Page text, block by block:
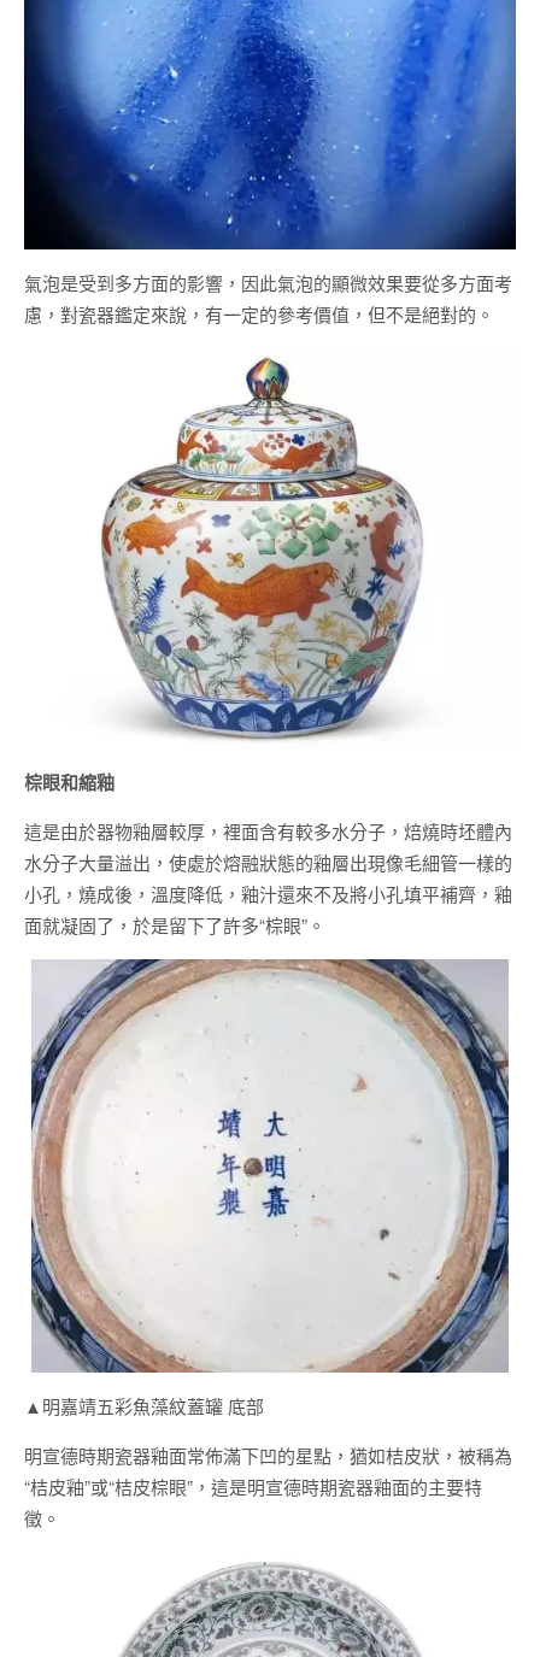
氣泡是受到多方面的影響，因此氣泡的顯微效果要從多方面考
慮，對瓷器鑑定來說，有一定的參考價值，但不是絕對的。
棕眼和縮釉
這是由於器物釉層較厚，裡面含有較多水分子，焙燒時坯體內
水分子大量溢出，使處於熔融狀態的釉層出現像毛細管一樣的
小孔，燒成後，溫度降低，釉汁還來不及將小孔填平補齊，釉
面就凝固了，於是留下了許多“棕眼”。
▲明嘉靖五彩魚藻紋蓋罐 底部
明宣德時期瓷器釉面常佈滿下凹的星點，猶如桔皮狀，被稱為
“桔皮釉”或“桔皮棕眼”，這是明宣德時期瓷器釉面的主要特
徵。